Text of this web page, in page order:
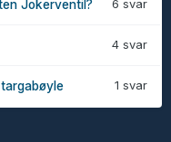
6 svar
Jokerventil?
4 svar
1 svar